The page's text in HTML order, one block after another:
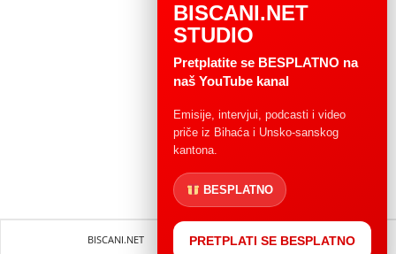
BISCANI.NET Impressum Uvjeti korištenja
BISCANI.NET
STUDIO
Pretplatite se BESPLATNO na
naš YouTube kanal
Emisije, intervjui, podcasti i video
priče iz Bihaća i Unsko-sanskog
kantona.
BESPLATNO
PRETPLATI SE BESPLATNO